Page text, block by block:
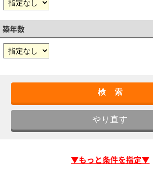
築年数
▼もっと条件を指定▼